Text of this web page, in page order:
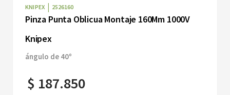
KNIPEX | 2526160
Pinza Punta Oblicua Montaje 160Mm 1000V
Knipex
ángulo de 40º
$ 187.850